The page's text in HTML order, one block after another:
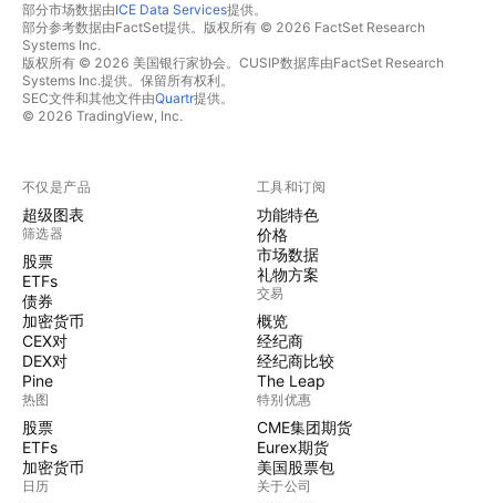
部分市场数据由ICE Data Services提供。
部分参考数据由FactSet提供。版权所有 © 2026 FactSet Research
Systems Inc.
版权所有 © 2026 美国银行家协会。CUSIP数据库由FactSet Research
Systems Inc.提供。保留所有权利。
SEC文件和其他文件由Quartr提供。
© 2026 TradingView, Inc.
不仅是产品
超级图表
筛选器
股票
ETFs
债券
加密货币
CEX对
DEX对
Pine
热图
股票
ETFs
加密货币
日历
工具和订阅
功能特色
价格
市场数据
礼物方案
交易
概览
经纪商
经纪商比较
The Leap
特别优惠
CME集团期货
Eurex期货
美国股票包
关于公司